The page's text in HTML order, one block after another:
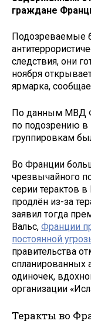
граждане
Подозреваемые
следствия, они
ноября
ярмарка,
По данным МВД
по подозрению в
группировкам
Во Франции
чрезвычайного
серии терактов
продлён из-за
заявил тогда
Вальс, Франции
постоянной
правительства
спланированных
одиночек,
организации
Теракты во